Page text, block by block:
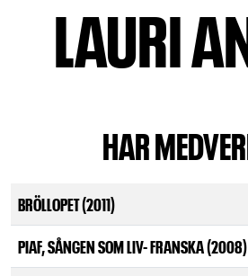
LAURI
HAR
BRÖLLOPET (2011)
PIAF, SÅNGEN SOM LIV- FRANSKA (2008)